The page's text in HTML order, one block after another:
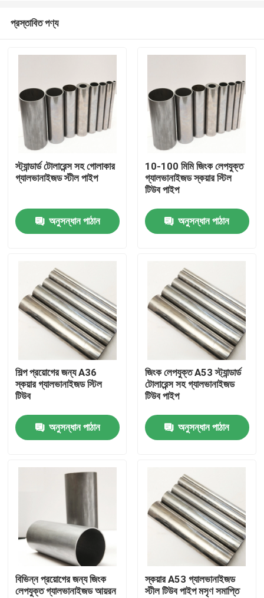
পণ্য
আমাদের সম্পর্কে
মান নিয়ন্ত্রণ
যোগাযোগ করুন
উদ্ধৃতির জন্য আবেদন
অ্যালুমিনিয়াম শীট প্লেট
স্টেইনলেস স্টীল শীট প্লেট
প্রস্তাবিত পণ্য
স্ট্যান্ডার্ড টোলারেন্স সহ গোলাকার
গ্যালভানাইজড স্টীল পাইপ
অনুসন্ধান পাঠান
10-100 মিমি জিংক লেপযুক্ত
গ্যালভানাইজড স্কয়ার স্টিল
টিউব পাইপ
অনুসন্ধান পাঠান
শিল্প প্রয়োগের জন্য A36
স্কয়ার গ্যালভানাইজড স্টিল
টিউব
অনুসন্ধান পাঠান
জিংক লেপযুক্ত A53 স্ট্যান্ডার্ড
টোলারেন্স সহ গ্যালভানাইজড
টিউব পাইপ
অনুসন্ধান পাঠান
বিভিন্ন প্রয়োগের জন্য জিংক
লেপযুক্ত গ্যালভানাইজড আয়রন
স্কয়ার A53 গ্যালভানাইজড
স্টীল টিউব পাইপ মসৃণ সমাপ্তি